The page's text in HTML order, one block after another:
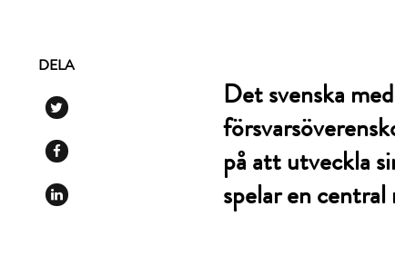
DELA
Det svenska
på att utveckla
spelar en central